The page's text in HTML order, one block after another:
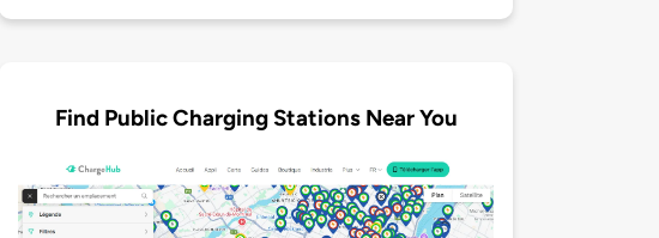
Find Public Charging Stations Near You